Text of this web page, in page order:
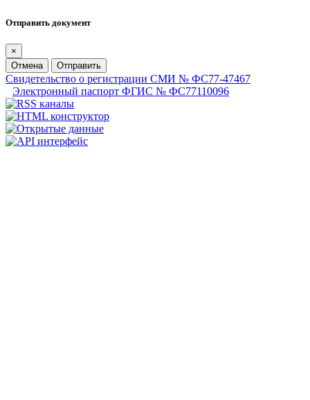
Отправить документ
×
Отмена
Отправить
Свидетельство о регистрации СМИ № ФС77-47467
Электронный паспорт ФГИС № ФС77110096